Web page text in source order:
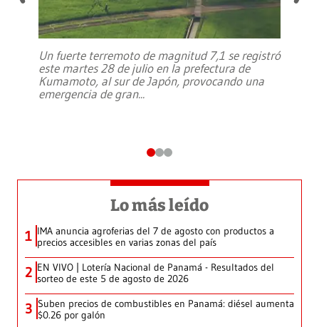
Un fuerte terremoto de magnitud 7,1 se registró
este martes 28 de julio en la prefectura de
Kumamoto, al sur de Japón, provocando una
emergencia de gran...
Lo más leído
1 IMA anuncia agroferias del 7 de agosto con productos a
precios accesibles en varias zonas del país
2 EN VIVO | Lotería Nacional de Panamá - Resultados del
sorteo de este 5 de agosto de 2026
3 Suben precios de combustibles en Panamá: diésel aumenta
$0.26 por galón